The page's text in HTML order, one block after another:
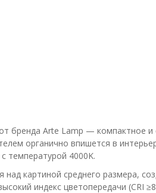
бренда Arte Lamp —
органично впишется в
температурой 4000K.
картиной среднего размера,
индекс цветопередачи (CRI